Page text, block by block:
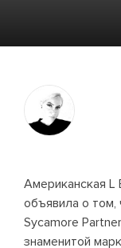
Американская L
объявила о том,
Sycamore
знаменитой